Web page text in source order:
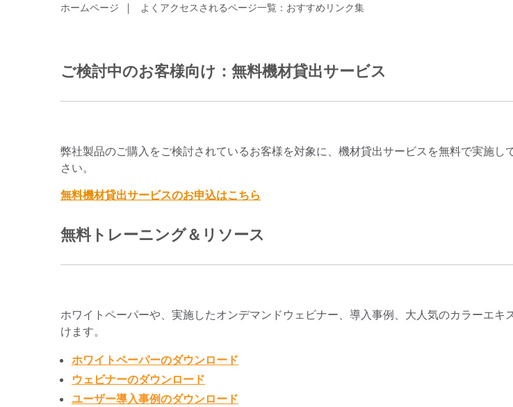
ホームページ よくアクセスされるページ一覧：おすすめリンク集
ご検討中のお客様向け：無料機材貸出サービス
弊社製品のご購入をご検討されているお客様を対象に、機材貸出サービスを無料で実施
さい。
無料機材貸出サービスのお申込はこちら
無料トレーニング＆リソース
ホワイトペーパーや、実施したオンデマンドウェビナー、導入事例、大人気のカラーエ
けます。
ホワイトペーパーのダウンロード
ウェビナーのダウンロード
ユーザー導入事例のダウンロード